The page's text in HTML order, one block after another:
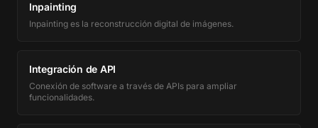
Inpainting
Inpainting es la reconstrucción digital de imágenes.
Integración de API
Conexión de software a través de APIs para ampliar
funcionalidades.